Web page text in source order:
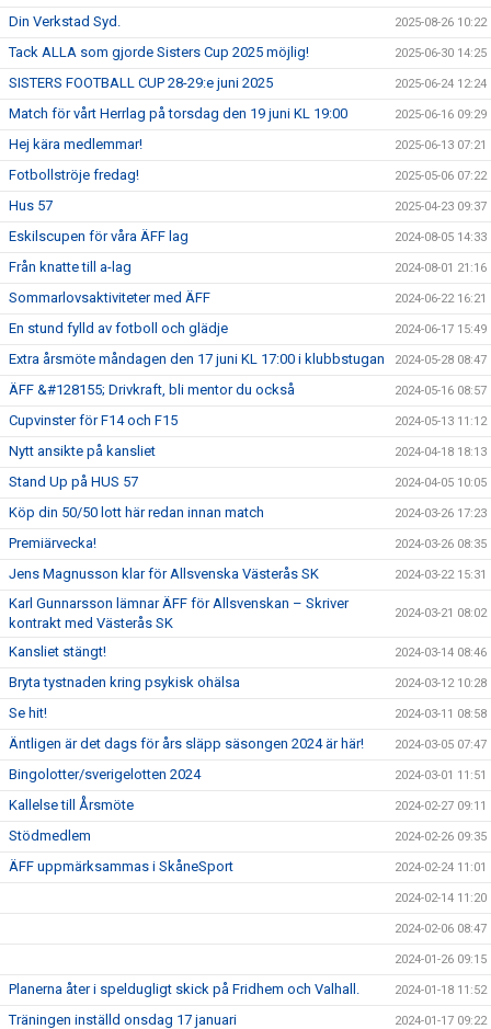
Din Verkstad Syd. 2025-08-26 10:22
Tack ALLA som gjorde Sisters Cup 2025 möjlig! 2025-06-30 14:25
SISTERS FOOTBALL CUP 28-29:e juni 2025 2025-06-24 12:24
Match för vårt Herrlag på torsdag den 19 juni KL 19:00 2025-06-16 09:29
Hej kära medlemmar! 2025-06-13 07:21
Fotbollströje fredag! 2025-05-06 07:22
Hus 57 2025-04-23 09:37
Eskilscupen för våra ÄFF lag 2024-08-05 14:33
Från knatte till a-lag 2024-08-01 21:16
Sommarlovsaktiviteter med ÄFF 2024-06-22 16:21
En stund fylld av fotboll och glädje 2024-06-17 15:49
Extra årsmöte måndagen den 17 juni KL 17:00 i klubbstugan 2024-05-28 08:47
ÄFF &#128155; Drivkraft, bli mentor du också 2024-05-16 08:57
Cupvinster för F14 och F15 2024-05-13 11:12
Nytt ansikte på kansliet 2024-04-18 18:13
Stand Up på HUS 57 2024-04-05 10:05
Köp din 50/50 lott här redan innan match 2024-03-26 17:23
Premiärvecka! 2024-03-26 08:35
Jens Magnusson klar för Allsvenska Västerås SK 2024-03-22 15:31
Karl Gunnarsson lämnar ÄFF för Allsvenskan – Skriver
kontrakt med Västerås SK
2024-03-21 08:02
Kansliet stängt! 2024-03-14 08:46
Bryta tystnaden kring psykisk ohälsa 2024-03-12 10:28
Se hit! 2024-03-11 08:58
Äntligen är det dags för års släpp säsongen 2024 är här! 2024-03-05 07:47
Bingolotter/sverigelotten 2024 2024-03-01 11:51
Kallelse till Årsmöte 2024-02-27 09:11
Stödmedlem 2024-02-26 09:35
ÄFF uppmärksammas i SkåneSport 2024-02-24 11:01
2024-02-14 11:20
2024-02-06 08:47
2024-01-26 09:15
Planerna åter i speldugligt skick på Fridhem och Valhall. 2024-01-18 11:52
Träningen inställd onsdag 17 januari 2024-01-17 09:22